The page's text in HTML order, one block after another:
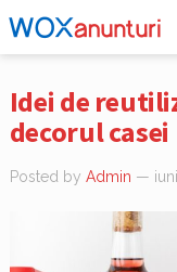
Idei de
decorul casei
Posted by Admin —